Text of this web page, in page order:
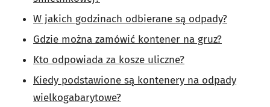
W jakich godzinach odbierane są odpady?
Gdzie można zamówić kontener na gruz?
Kto odpowiada za kosze uliczne?
Kiedy podstawione są kontenery na odpady
wielkogabarytowe?